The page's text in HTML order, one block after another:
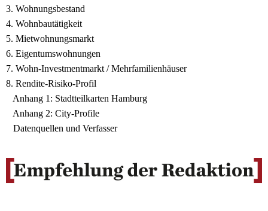
3. Wohnungsbestand
4. Wohnbautätigkeit
5. Mietwohnungsmarkt
6. Eigentumswohnungen
7. Wohn-Investmentmarkt / Mehrfamilienhäuser
8. Rendite-Risiko-Profil
Anhang 1: Stadtteilkarten Hamburg
Anhang 2: City-Profile
Datenquellen und Verfasser